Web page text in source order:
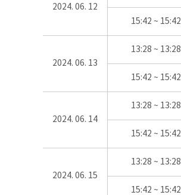
2024. 06. 12
15:42 ~ 15:42
2024. 06. 13
13:28 ~ 13:28
15:42 ~ 15:42
2024. 06. 14
13:28 ~ 13:28
15:42 ~ 15:42
2024. 06. 15
13:28 ~ 13:28
15:42 ~ 15:42